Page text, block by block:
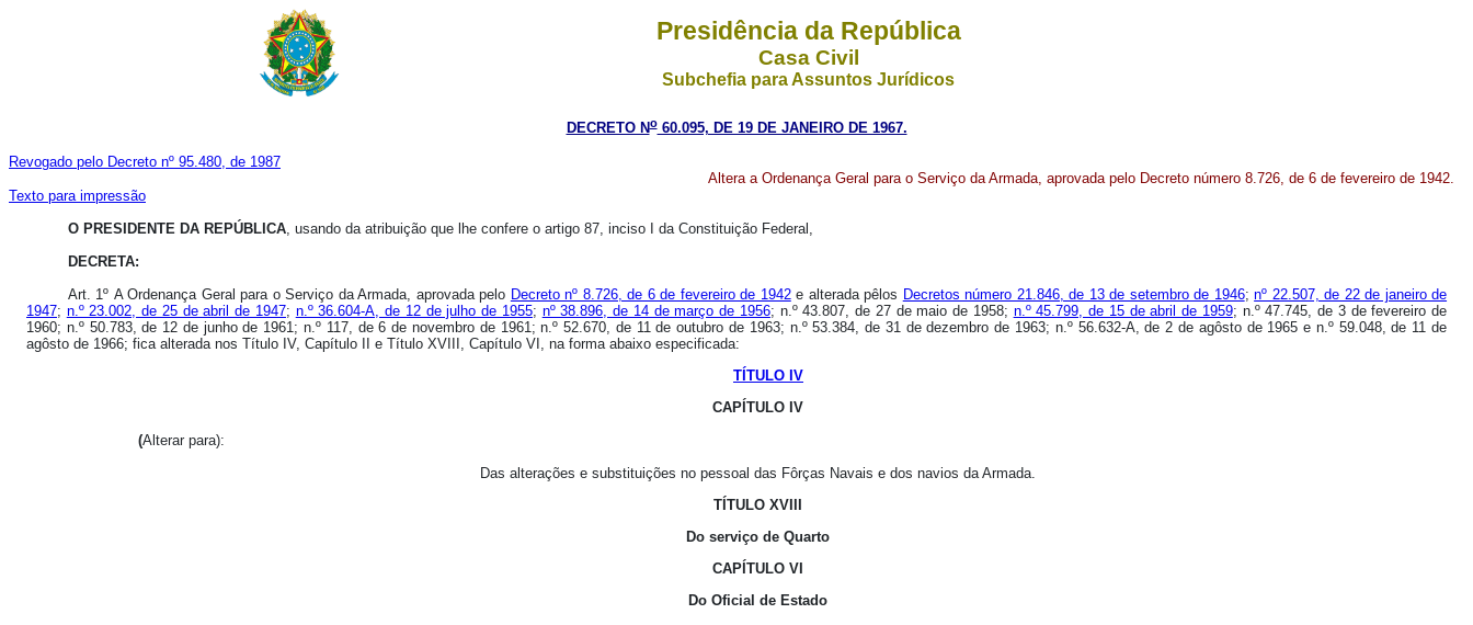
Presidência da República
Casa Civil
Subchefia para Assuntos Jurídicos
DECRETO No60.095, DE 19 DE JANEIRO DE 1967.
Revogado pelo Decreto nº 95.480, de 1987
Texto para impressão
Altera a Ordenança Geral para o Serviço da Armada, aprovada pelo Decreto número 8.726, de 6 de fevereiro de 1942.
O PRESIDENTE DA REPÚBLICA, usando da atribuição que lhe confere o artigo 87, inciso I da Constituição Federal,
DECRETA:
Art. 1º A Ordenança Geral para o Serviço da Armada, aprovada pelo Decreto nº 8.726, de 6 de fevereiro de 1942e alterada pêlos Decretos número 21.846, de 13 de setembro de 1946;nº 22.507, de 22 de janeiro de
1947; n.º 23.002, de 25 de abril de 1947; n.º 36.604-A, de 12 de julho de 1955; nº 38.896, de 14 de março de 1956; n.º 43.807, de 27 de maio de 1958; n.º 45.799, de 15 de abril de 1959; n.º 47.745, de 3 de fevereiro de
1960; n.º 50.783, de 12 de junho de 1961; n.º 117, de 6 de novembro de 1961; n.º 52.670, de 11 de outubro de 1963; n.º 53.384, de 31 de dezembro de 1963; n.º 56.632-A, de 2 de agôsto de 1965 e n.º 59.048, de 11 de
agôsto de 1966; fica alterada nos Título IV, Capítulo II e Título XVIII, Capítulo VI, na forma abaixo especificada:
TÍTULO IV
CAPÍTULO IV
(Alterar para):
Das alterações e substituições no pessoal das Fôrças Navais e dos navios da Armada.
TÍTULO XVIII
Do serviço de Quarto
CAPÍTULO VI
Do Oficial de Estado